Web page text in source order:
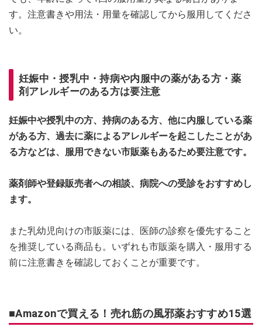
す。注意書きや用法・用量を確認してから服用してくださ
い。
妊娠中・授乳中・持病や内服中の薬がある方・薬
剤アレルギーのある方は要注意
妊娠中や授乳中の方、持病のある方、他に内服している薬
がある方、過去に薬によるアレルギーを起こしたことがあ
る方などは、服用できない市販薬もあるため要注意です。
薬剤師や登録販売者への相談、病院への受診をおすすめし
ます。
また乳幼児向けの市販薬には、医師の診察を優先すること
を推奨している商品も。いずれも市販薬を購入・服用する
前に注意書きを確認しておくことが重要です。
■Amazonで買える！売れ筋の風邪薬おすすめ15選